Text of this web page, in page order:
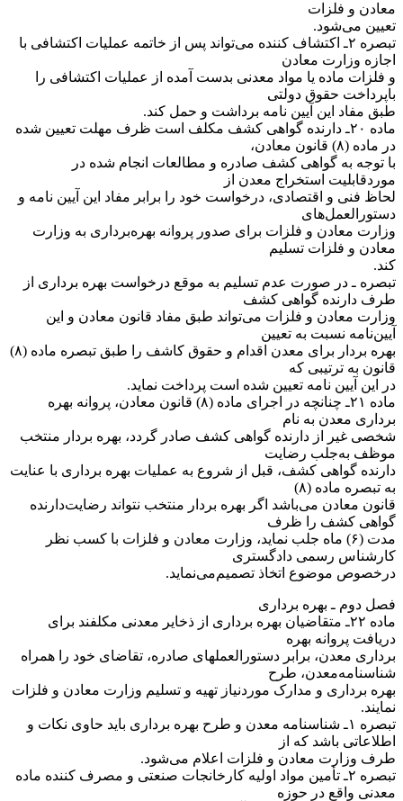
معادن و فلزات
تعیین می‌شود.
‌تبصره ۲ـ اکتشاف کننده می‌تواند پس از خاتمه عملیات اکتشافی با
اجازه وزارت معادن
و فلزات ماده یا مواد معدنی بدست آمده از عملیات اکتشافی را
با‌پرداخت حقوق دولتی
طبق مفاد این آیین نامه برداشت و حمل کند.
‌ماده ۲۰ـ دارنده گواهی کشف مکلف است ظرف مهلت تعیین شده
در ماده (۸) قانون معادن،
با توجه به گواهی کشف صادره و مطالعات انجام شده در
مورد‌قابلیت استخراج معدن از
لحاظ فنی و اقتصادی، درخواست خود را برابر مفاد این آیین نامه و
دستورالعمل‌های
وزارت معادن و فلزات برای صدور پروانه بهره‌برداری به وزارت
معادن و فلزات تسلیم
کند.
‌تبصره ـ در صورت عدم تسلیم به موقع درخواست بهره برداری از
طرف دارنده گواهی کشف
وزارت معادن و فلزات می‌تواند طبق مفاد قانون معادن و این
آیین‌نامه نسبت به تعیین
بهره بردار برای معدن اقدام و حقوق کاشف را طبق تبصره ماده (۸)
قانون به ترتیبی که
در این آیین نامه تعیین شده است پرداخت نماید.
‌ماده ۲۱ـ چنانچه در اجرای ماده (۸) قانون معادن، پروانه بهره
برداری معدن به نام
شخصی غیر از دارنده گواهی کشف صادر گردد، بهره بردار منتخب
موظف به‌جلب رضایت
دارنده گواهی کشف، قبل از شروع به عملیات بهره برداری با عنایت
به تبصره ماده (۸)
قانون معادن می‌باشد اگر بهره بردار منتخب نتواند رضایت‌دارنده
گواهی کشف را ظرف
مدت (۶) ماه جلب نماید، وزارت معادن و فلزات با کسب نظر
کارشناس رسمی دادگستری
درخصوص موضوع اتخاذ تصمیم‌می‌نماید.
‌فصل دوم ـ بهره برداری
‌ماده ۲۲ـ متقاضیان بهره برداری از ذخایر معدنی مکلفند برای
دریافت پروانه بهره
برداری معدن، برابر دستورالعملهای صادره، تقاضای خود را همراه
شناسنامه‌معدن، طرح
بهره برداری و مدارک موردنیاز تهیه و تسلیم وزارت معادن و فلزات
نمایند.
‌تبصره ۱ـ شناسنامه معدن و طرح بهره برداری باید حاوی نکات و
اطلاعاتی باشد که از
طرف وزارت معادن و فلزات اعلام می‌شود.
‌تبصره ۲ـ تأمین مواد اولیه کارخانجات صنعتی و مصرف کننده ماده
معدنی واقع در حوزه